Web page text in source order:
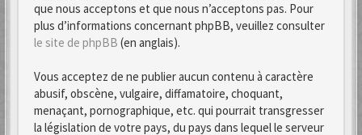
que nous acceptons et que nous n’acceptons pas. Pour
plus d’informations concernant phpBB, veuillez consulter
le site de phpBB (en anglais).
Vous acceptez de ne publier aucun contenu à caractère
abusif, obscène, vulgaire, diffamatoire, choquant,
menaçant, pornographique, etc. qui pourrait transgresser
la législation de votre pays, du pays dans lequel le serveur